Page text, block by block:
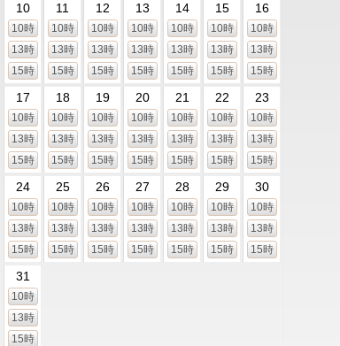
10
10時
13時
15時
11
10時
13時
15時
12
10時
13時
15時
13
10時
13時
15時
14
10時
13時
15時
15
10時
13時
15時
16
10時
13時
15時
17
10時
13時
15時
18
10時
13時
15時
19
10時
13時
15時
20
10時
13時
15時
21
10時
13時
15時
22
10時
13時
15時
23
10時
13時
15時
24
10時
13時
15時
25
10時
13時
15時
26
10時
13時
15時
27
10時
13時
15時
28
10時
13時
15時
29
10時
13時
15時
30
10時
13時
15時
31
10時
13時
15時